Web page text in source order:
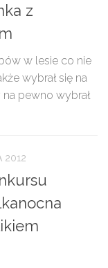
z
w lesie co nie
wybrał się na
pewno wybrał
2012